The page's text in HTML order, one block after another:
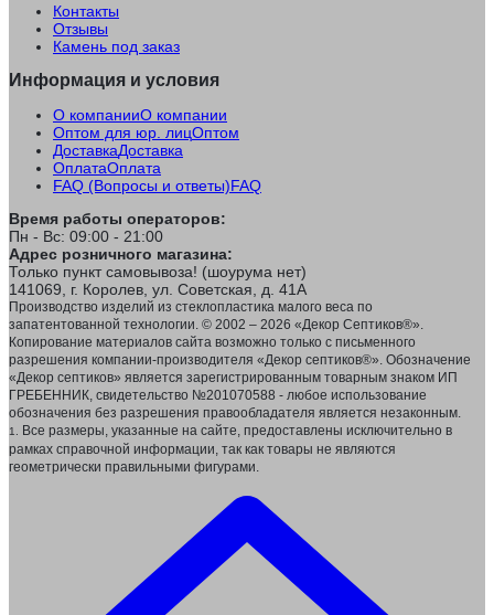
Контакты
Отзывы
Камень под заказ
Информация и условия
О компанииО компании
Оптом для юр. лицОптом
ДоставкаДоставка
ОплатаОплата
FAQ (Вопросы и ответы)FAQ
Время работы операторов:
Пн - Вс: 09:00 - 21:00
Адрес розничного магазина:
Только пункт самовывоза! (шоурума нет)
141069, г. Королев, ул. Советская, д. 41А
Производство изделий из стеклопластика малого веса по
запатентованной технологии. © 2002 – 2026 «Декор Септиков®».
Копирование материалов сайта возможно только с письменного
разрешения компании-производителя «Декор септиков®». Обозначение
«Декор септиков» является зарегистрированным товарным знаком ИП
ГРЕБЕННИК, свидетельство №201070588 - любое использование
обозначения без разрешения правообладателя является незаконным.
1.
Все размеры, указанные на сайте, предоставлены исключительно в
рамках справочной информации, так как товары не являются
геометрически правильными фигурами.